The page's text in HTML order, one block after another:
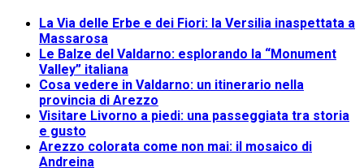
La Via delle Erbe e dei Fiori: la Versilia inaspettata a
Massarosa
Le Balze del Valdarno: esplorando la “Monument
Valley” italiana
Cosa vedere in Valdarno: un itinerario nella
provincia di Arezzo
Visitare Livorno a piedi: una passeggiata tra storia
e gusto
Arezzo colorata come non mai: il mosaico di
Andreina